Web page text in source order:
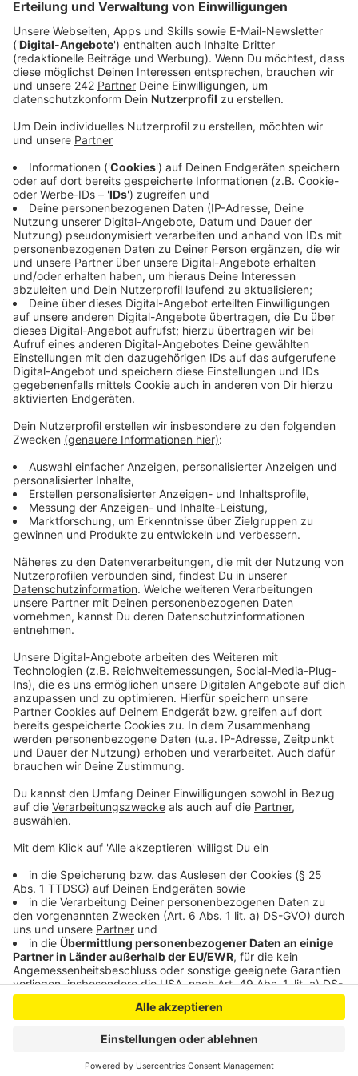
Anzeige
Zweifel an einer der Bewerberinnen.
Veröffentlicht:Mittwoch, 03.06.2026 15:34
Anzeige
Die Vergabekammer der Bezirksregierung Köln und
Gemeinschaft Kölner Schausteller zunächst für
rechtmäßig gehalten. Nach erneuter Beschwerde
eines Mitbewerbers hat das Oberlandesgericht
Düsseldorf diese Entscheidung heute jedoch
aufgehoben.
Zudem wurde die GKS, die ursprünglich den Zuschlag
erhalten hatte, als Bewerberin ausgeschlossen.
Hintergrund sind Vorwürfe gegen ein
Vorstandsmitglied: Ihm wird u. a. vorgeworfen, einen
Mitbewerber beleidigt, bedroht und körperlich
angegriffen zu haben.
letzten rechtskräftigen Urteil unklar. Die Stadt Köln
muss das Vergabeverfahren komplett neu aufsetzen,
so das Urteil.(LE|Archivbild)
Anzeige
Stadt Köln äußert sich:
Anzeige
Auf Radio Köln-Nachfrage sagt die Stadt:
"Die Stadt Köln nimmt den heutigen Beschluss des
OLG eingehend zur Kenntnis und wird nun die
schriftliche Begründung prüfen. Sobald die
Argumentation des Gerichts im Detail analysiert ist,
wird die Stadt Köln über die nächsten Schritte
informieren."
Anzeige
Anzeige